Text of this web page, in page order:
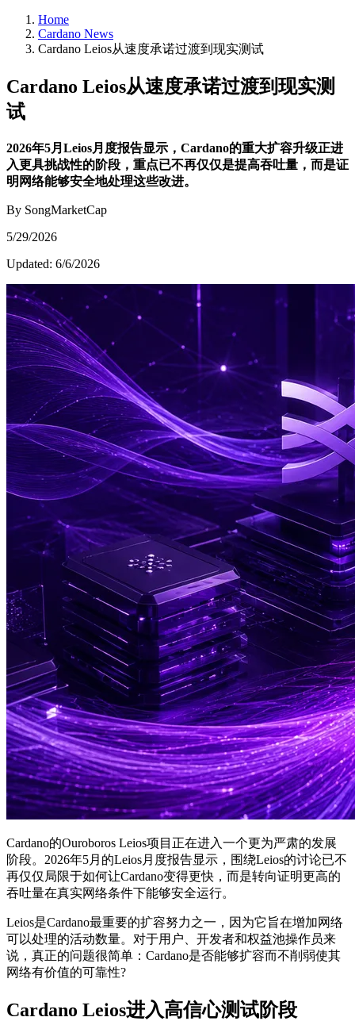
Home
Cardano News
Cardano Leios从速度承诺过渡到现实测试
Cardano Leios从速度承诺过渡到现实测
试
2026年5月Leios月度报告显示，Cardano的重大扩容升级正进
入更具挑战性的阶段，重点已不再仅仅是提高吞吐量，而是证
明网络能够安全地处理这些改进。
By SongMarketCap
5/29/2026
Updated: 6/6/2026
Cardano的Ouroboros Leios项目正在进入一个更为严肃的发展
阶段。2026年5月的Leios月度报告显示，围绕Leios的讨论已不
再仅仅局限于如何让Cardano变得更快，而是转向证明更高的
吞吐量在真实网络条件下能够安全运行。
Leios是Cardano最重要的扩容努力之一，因为它旨在增加网络
可以处理的活动数量。对于用户、开发者和权益池操作员来
说，真正的问题很简单：Cardano是否能够扩容而不削弱使其
网络有价值的可靠性?
Cardano Leios进入高信心测试阶段